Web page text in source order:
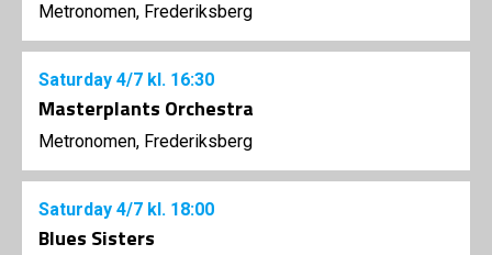
Metronomen, Frederiksberg
Saturday 4/7 kl. 16:30
Masterplants Orchestra
Metronomen, Frederiksberg
Saturday 4/7 kl. 18:00
Blues Sisters